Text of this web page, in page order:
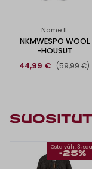
Name It
NKMWESPO WOOL
-HOUSUT
44,99 €
(59,99 €)
Osta väh. 3,
-25%